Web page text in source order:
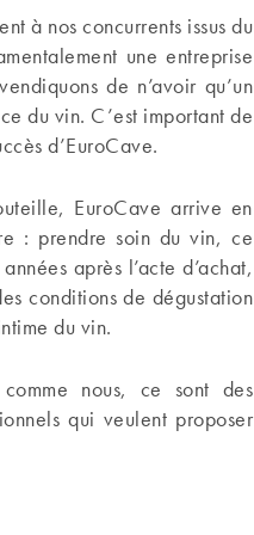
à nos concurrents issus du
une entreprise
de n’avoir qu’un
du vin. C’est important de
d’EuroCave.
EuroCave arrive en
: prendre soin du vin, ce
après l’acte d’achat,
conditions de dégustation
du vin.
nous, ce sont des
qui veulent proposer